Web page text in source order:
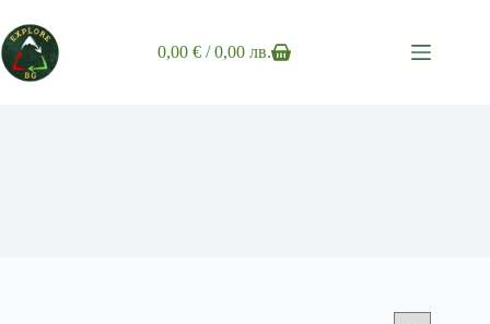
to
content
Shopping
0,00€ / 0,00 лв.